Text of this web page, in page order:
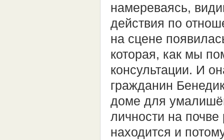
намереваясь,
действия по
на сцене
которая, как мы
консультации. И
гражданин
доме для
личности на
находится и